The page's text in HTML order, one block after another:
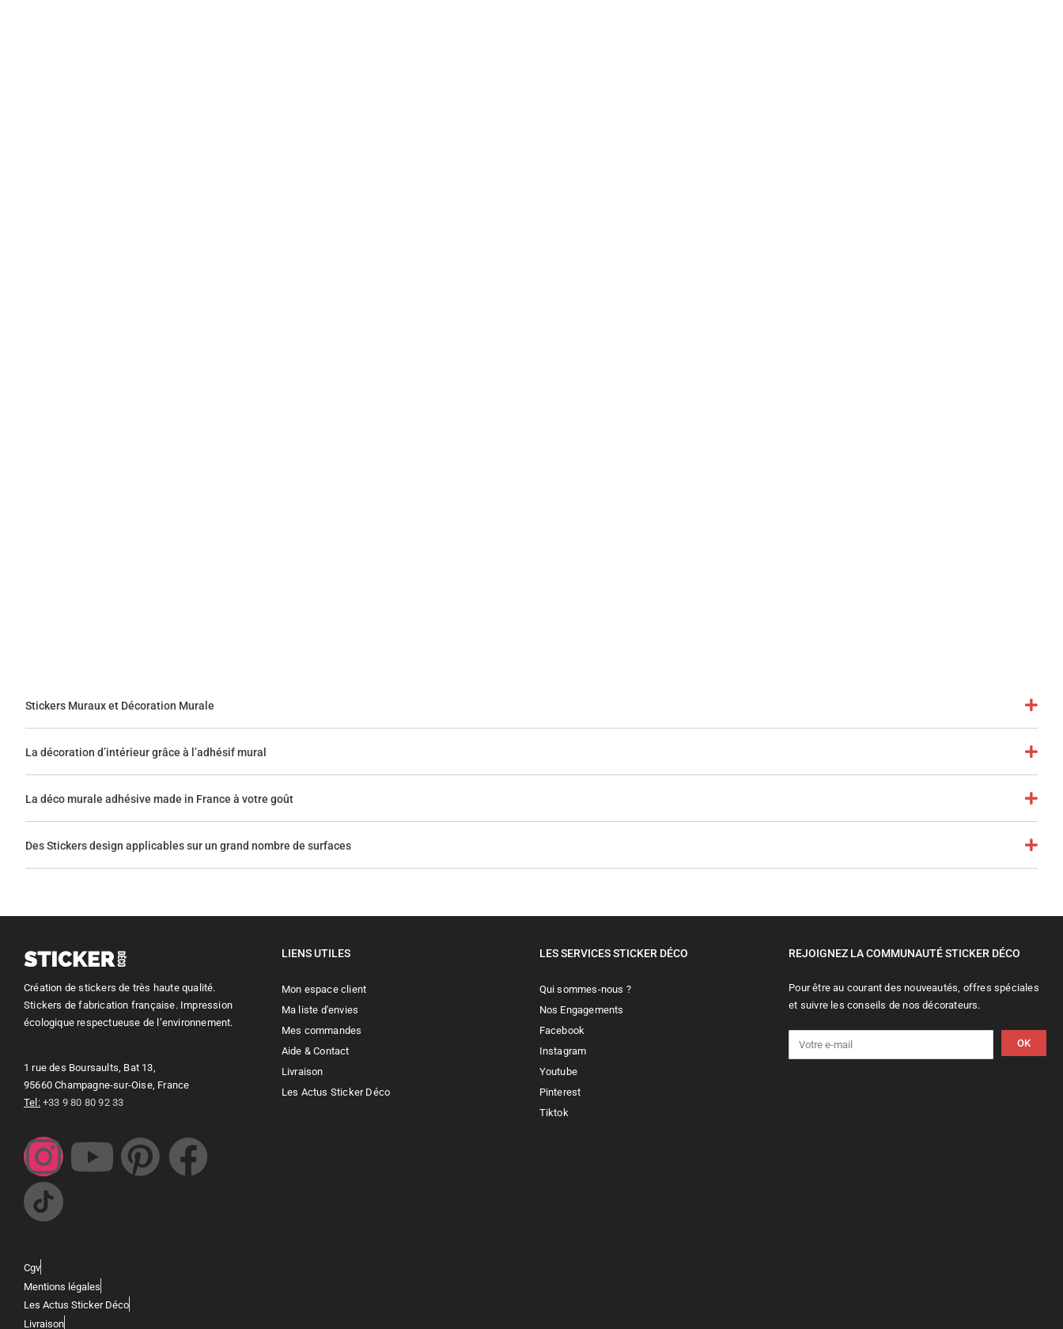
Stickers Muraux et Décoration Murale
La décoration d’intérieur grâce à l’adhésif mural
La déco murale adhésive made in France à votre goût
Des Stickers design applicables sur un grand nombre de surfaces
Création de stickers de très haute qualité.
Stickers de fabrication française. Impression
écologique respectueuse de l’environnement.
1 rue des Boursaults, Bat 13,
95660 Champagne-sur-Oise, France
Tel: +33 9 80 80 92 33
LIENS UTILES
Mon espace client
Ma liste d'envies
Mes commandes
Aide & Contact
Livraison
Les Actus Sticker Déco
LES SERVICES STICKER DÉCO
Qui sommes-nous ?
Nos Engagements
Facebook
Instagram
Youtube
Pinterest
Tiktok
REJOIGNEZ LA COMMUNAUTÉ STICKER DÉCO
Pour être au courant des nouveautés, offres spéciales
et suivre les conseils de nos décorateurs.
OK
Cgv
Mentions légales
Les Actus Sticker Déco
Livraison